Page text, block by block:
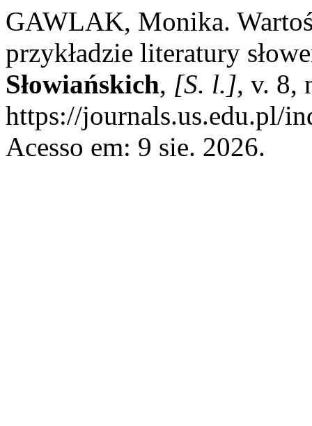
GAWLAK, Monika.
przykładzie literatury
Słowiańskich, [S. l.], v. 8,
https://journals.us.edu.pl/
Acesso em: 9 sie. 2026.